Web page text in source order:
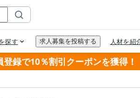
登録で10％割引クーポンを獲得！